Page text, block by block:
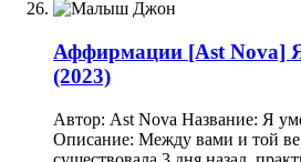
Аффирмации [Ast Nova]
(2023)
Автор: Ast Nova Название: Я
Описание: Между вами и той